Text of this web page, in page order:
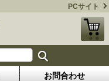
PCサイト
お問合わせ